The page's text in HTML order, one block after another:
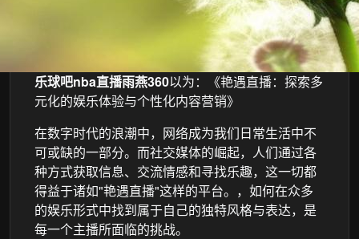
乐球吧nba直播雨燕360以为：《艳遇直播：探索多
元化的娱乐体验与个性化内容营销》
在数字时代的浪潮中，网络成为我们日常生活中不
可或缺的一部分。而社交媒体的崛起，人们通过各
种方式获取信息、交流情感和寻找乐趣，这一切都
得益于诸如"艳遇直播"这样的平台。，如何在众多
的娱乐形式中找到属于自己的独特风格与表达，是
每一个主播所面临的挑战。